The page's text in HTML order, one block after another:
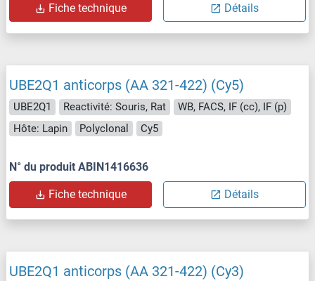
Fiche technique Détails
UBE2Q1 anticorps (AA 321-422) (Cy5)
UBE2Q1 Reactivité: Souris, Rat
WB, FACS, IF (cc), IF (p)
Hôte: Lapin
Polyclonal Cy5
N° du produit ABIN1416636
Fiche technique Détails
UBE2Q1 anticorps (AA 321-422) (Cy3)